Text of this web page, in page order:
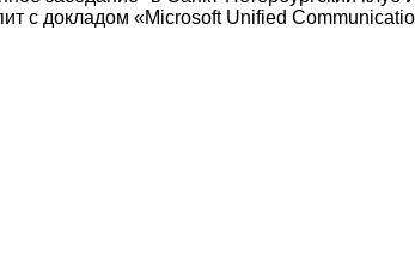
с докладом «Microsoft Unified